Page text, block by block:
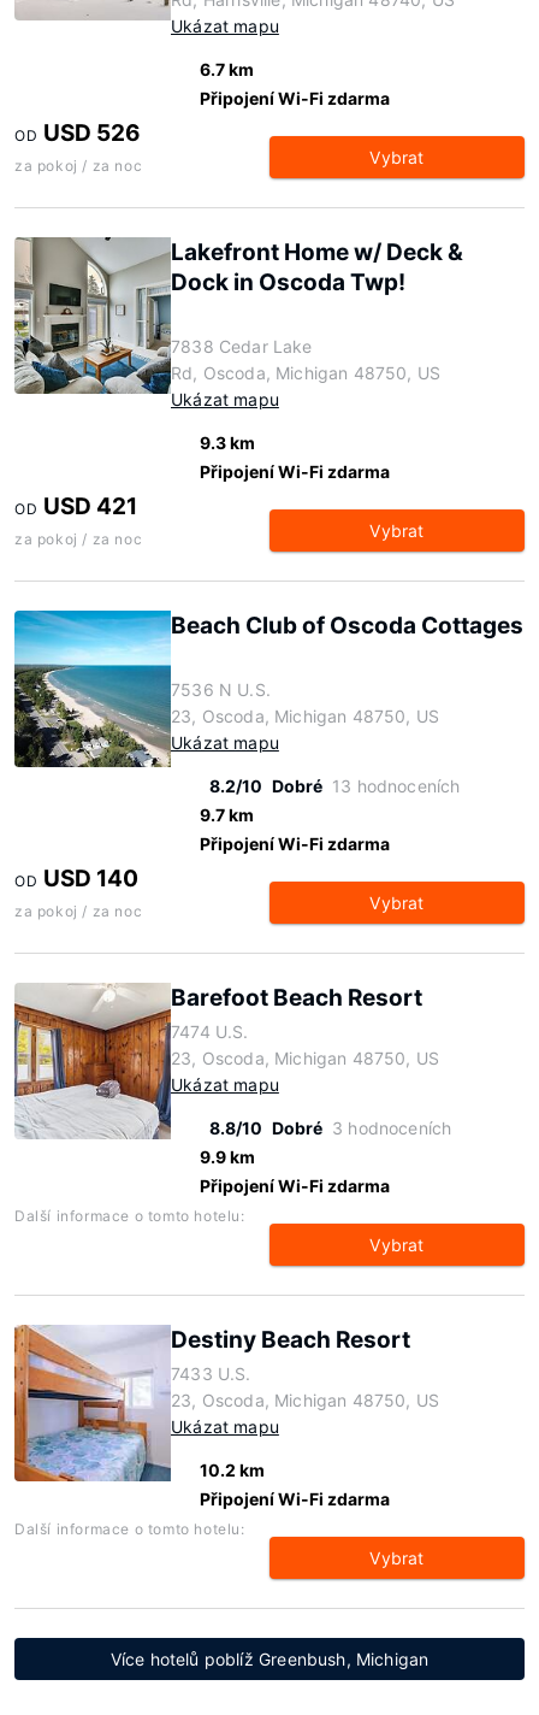
Ukázat mapu
6.7 km
Připojení Wi-Fi zdarma
OD USD 526
za pokoj / za noc Vybrat
Lakefront Home w/ Deck &
Dock in Oscoda Twp!
7838 Cedar Lake
Rd, Oscoda, Michigan 48750, US
Ukázat mapu
9.3 km
Připojení Wi-Fi zdarma
OD USD 421
za pokoj / za noc Vybrat
Beach Club of Oscoda Cottages
7536 N U.S.
23, Oscoda, Michigan 48750, US
Ukázat mapu
8.2/10 Dobré 13 hodnoceních
9.7 km
Připojení Wi-Fi zdarma
OD USD 140
za pokoj / za noc Vybrat
Barefoot Beach Resort
7474 U.S.
23, Oscoda, Michigan 48750, US
Ukázat mapu
8.8/10 Dobré 3 hodnoceních
9.9 km
Připojení Wi-Fi zdarma
Další informace o tomto hotelu:
Vybrat
Destiny Beach Resort
7433 U.S.
23, Oscoda, Michigan 48750, US
Ukázat mapu
10.2 km
Připojení Wi-Fi zdarma
Další informace o tomto hotelu:
Vybrat
Více hotelů poblíž Greenbush, Michigan